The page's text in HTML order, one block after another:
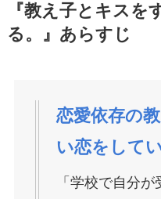
『教え子とキスを
る。』あらすじ
恋愛依存の
い恋をして
「学校で自分が